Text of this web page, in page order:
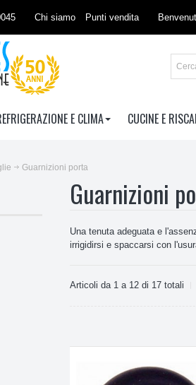
Chi siamo Punti vendita
E CLIMA CUCINE E
Guarnizioni porta
Guarnizioni
Una tenuta adeguata e
irrigidirsi e spaccarsi con
Articoli da 1 a 12 di 17 totali